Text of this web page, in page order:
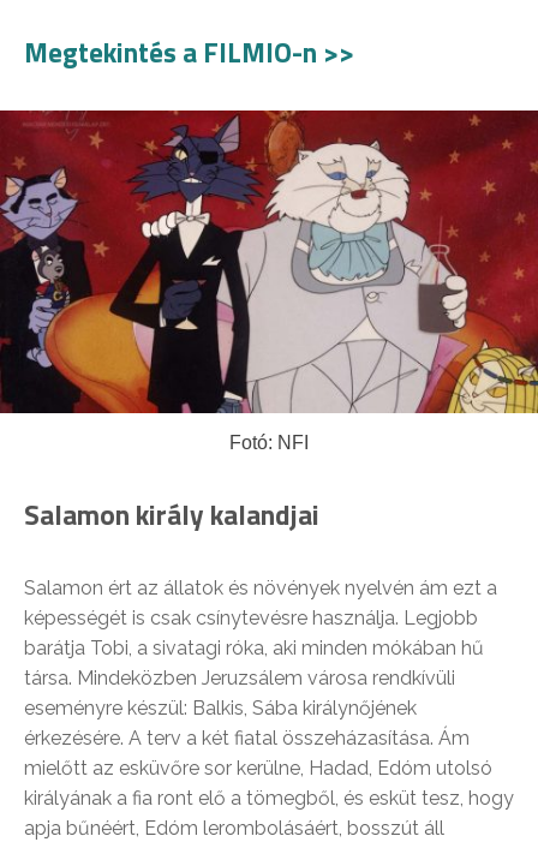
Megtekintés a FILMIO-n >>
Fotó: NFI
Salamon király kalandjai
Salamon ért az állatok és növények nyelvén ám ezt a
képességét is csak csínytevésre használja. Legjobb
barátja Tobi, a sivatagi róka, aki minden mókában hű
társa. Mindeközben Jeruzsálem városa rendkívüli
eseményre készül: Balkis, Sába királynőjének
érkezésére. A terv a két fiatal összeházasítása. Ám
mielőtt az esküvőre sor kerülne, Hadad, Edóm utolsó
királyának a fia ront elő a tömegből, és esküt tesz, hogy
apja bűnéért, Edóm lerombolásáért, bosszút áll